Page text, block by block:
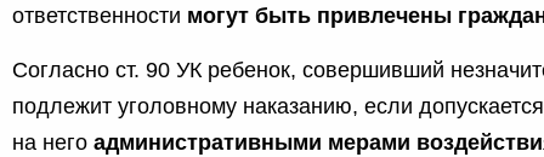
ответственности могут быть привлечены
Согласно ст. 90 УК ребенок, совершивший
подлежит уголовному наказанию, если
на него административными мерами